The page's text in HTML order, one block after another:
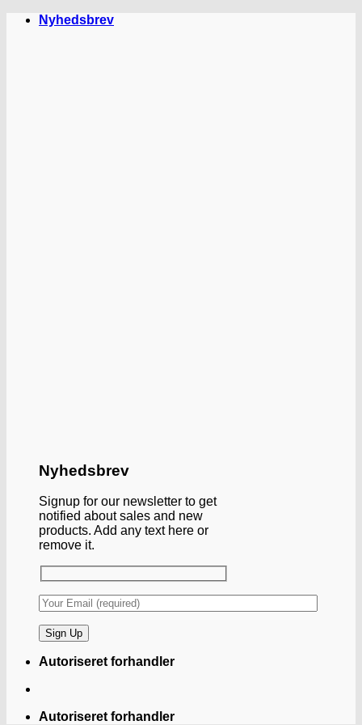
FortsætNyhedsbrev
Nyhedsbrev
Signup for our newsletter to get
notified about sales and new
products. Add any text here or
remove it.
Autoriseret forhandler
Autoriseret forhandler